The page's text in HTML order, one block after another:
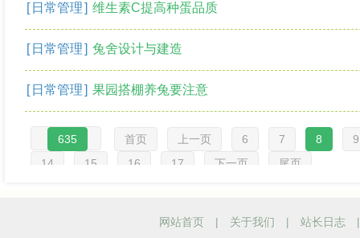
[ 日常管理] 维生素C提高种蛋品质
[ 日常管理] 兔舍设计与建造
[ 日常管理] 果园搭棚养兔要注意
635 首页 上一页 6 7 8
9
14
15 16 17 下一页 尾页
网站首页 | 关于我们 | 站长日志